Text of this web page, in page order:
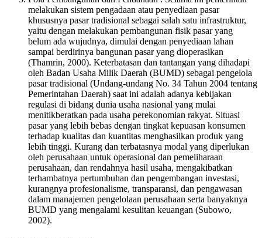
melakukan sistem pengadaan atau penyediaan pasar
khususnya pasar tradisional sebagai salah satu infrastruktur,
yaitu dengan melakukan pembangunan fisik pasar yang
belum ada wujudnya, dimulai dengan penyediaan lahan
sampai berdirinya bangunan pasar yang dioperasikan
(Thamrin, 2000). Keterbatasan dan tantangan yang dihadapi
oleh Badan Usaha Milik Daerah (BUMD) sebagai pengelola
pasar tradisional (Undang-undang No. 34 Tahun 2004 tentang
Pemerintahan Daerah) saat ini adalah adanya kebijakan
regulasi di bidang dunia usaha nasional yang mulai
menitikberatkan pada usaha perekonomian rakyat. Situasi
pasar yang lebih bebas dengan tingkat kepuasan konsumen
terhadap kualitas dan kuantitas menghasilkan produk yang
lebih tinggi. Kurang dan terbatasnya modal yang diperlukan
oleh perusahaan untuk operasional dan pemeliharaan
perusahaan, dan rendahnya hasil usaha, mengakibatkan
terhambatnya pertumbuhan dan pengembangan investasi,
kurangnya profesionalisme, transparansi, dan pengawasan
dalam manajemen pengelolaan perusahaan serta banyaknya
BUMD yang mengalami kesulitan keuangan (Subowo,
2002).